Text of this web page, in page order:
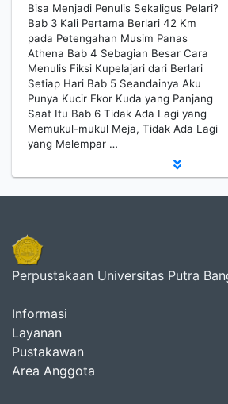
Bisa Menjadi Penulis Sekaligus Pelari?
Bab 3 Kali Pertama Berlari 42 Km
pada Petengahan Musim Panas
Athena Bab 4 Sebagian Besar Cara
Menulis Fiksi Kupelajari dari Berlari
Setiap Hari Bab 5 Seandainya Aku
Punya Kucir Ekor Kuda yang Panjang
Saat Itu Bab 6 Tidak Ada Lagi yang
Memukul-mukul Meja, Tidak Ada Lagi
yang Melempar …
Perpustakaan Universitas Putra
Informasi
Layanan
Pustakawan
Area Anggota